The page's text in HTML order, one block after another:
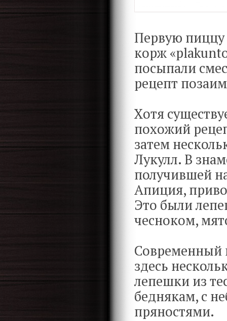
Первую пиццу
корж
посыпали
рецепт
Хотя
похожий
затем
Лукулл. В
получившей
Апиция,
Это были
чесноком,
Современный
здесь
лепешки из
беднякам, с
пряностями.